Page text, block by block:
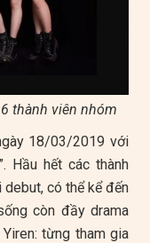
thành viên nhóm
18/03/2019 với
Hầu hết các thành
có thể kể đến
còn đầy drama
từng tham gia